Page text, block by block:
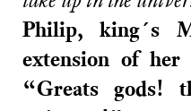
Philip, king´s
extension of
“Greats gods!